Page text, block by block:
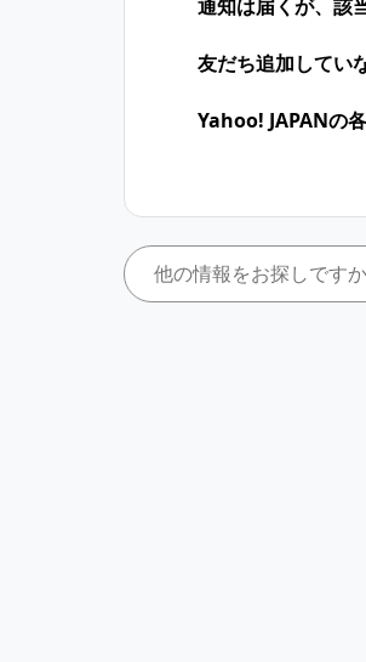
通知は届くが、該
友だち追加してい
Yahoo! JAPANの